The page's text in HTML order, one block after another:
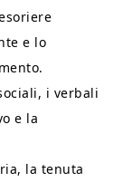
e lo
i verbali
e la
la tenuta